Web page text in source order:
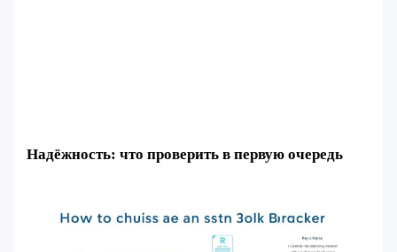
Надёжность: что проверить в первую очередь